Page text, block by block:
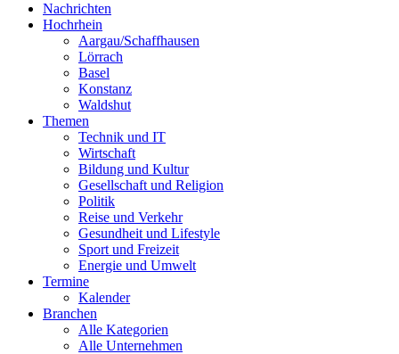
Nachrichten
Hochrhein
Aargau/Schaffhausen
Lörrach
Basel
Konstanz
Waldshut
Themen
Technik und IT
Wirtschaft
Bildung und Kultur
Gesellschaft und Religion
Politik
Reise und Verkehr
Gesundheit und Lifestyle
Sport und Freizeit
Energie und Umwelt
Termine
Kalender
Branchen
Alle Kategorien
Alle Unternehmen